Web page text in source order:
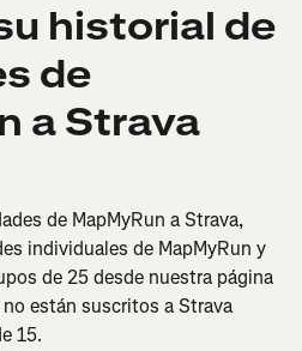
historial de
de
a Strava
de MapMyRun a Strava,
individuales de MapMyRun y
de 25 desde nuestra página
están suscritos a Strava
15.